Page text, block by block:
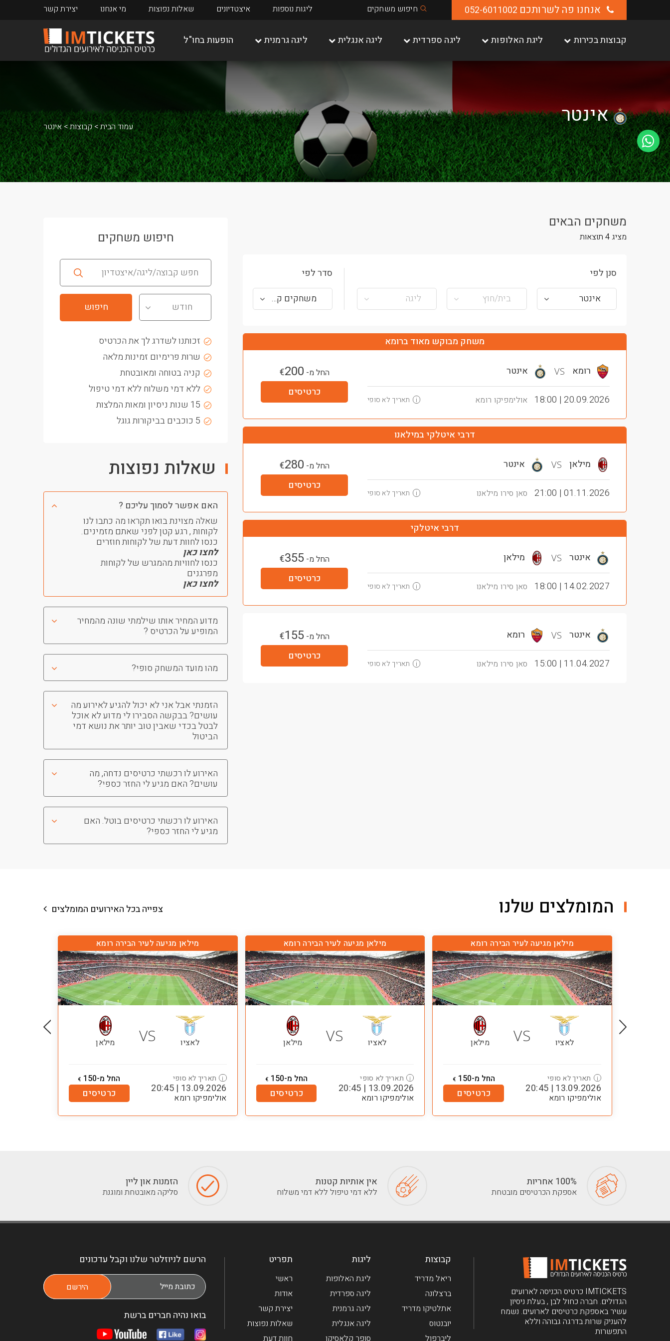
אנחנו פה לשרותכם 052-6011002 חיפוש משחקים ליגות נוספות איצטדיונים שאלות נפוצות מי אנחנו יצירת קשר
קבוצות בכירות ליגת האלופות ליגה ספרדית ליגה אנגלית ליגה גרמנית הופעות בחו"ל
אינטר אינטר קבוצות עמוד הבית
משחקים הבאים
מציג4 תוצאות
סנן לפי
אינטר
בית/חוץ ליגה
סדר לפי
משחקים קרובים
משחק מבוקש מאוד ברומא
רומא VS אינטר
20.09.2026 | 18:00 אולימפיקו רומא i תאריך לא סופי
החל מ- €200
כרטיסים
דרבי איטלקי במילאנו
מילאן VS אינטר
01.11.2026 | 21:00 סאן סירו מילאנו i תאריך לא סופי
החל מ- €280
כרטיסים
דרבי איטלקי
אינטר VS מילאן
14.02.2027 | 18:00 סאן סירו מילאנו i תאריך לא סופי
החל מ- €355
כרטיסים
אינטר VS רומא
11.04.2027 | 15:00 סאן סירו מילאנו i תאריך לא סופי
החל מ- €155
כרטיסים
חיפוש משחקים
חודש
זכותנו לשדרג לך את הכרטיס
שרות פרימיום זמינות מלאה
קניה בטוחה ומאובטחת
ללא דמי משלוח ללא דמי טיפול
15 שנות ניסיון ומאות המלצות
5 כוכבים בביקורות גוגל
שאלות נפוצות
האם אפשר לסמוך עליכם ?
שאלה מצוינת בואו תקראו מה כתבו לנו
לקוחות , רגע קטן לפני שאתם מזמינים.
כנסו לחוות דעת של לקוחות חוזרים
לחצו כאן
כנסו לחוויות מהמגרש של לקוחות
מפרגנים
לחצו כאן
מדוע המחיר אותו שילמתי שונה מהמחיר
המופיע על הכרטיס ?
מהו מועד המשחק סופי?
הזמנתי אבל אני לא יכול להגיע לאירוע מה
עושים? בבקשה הסבירו לי מדוע לא אוכל
לבטל בכדי שאבין טוב יותר את נושא דמי
הביטול
האירוע לו רכשתי כרטיסים נדחה, מה
עושים? האם מגיע לי החזר כספי?
האירוע לו רכשתי כרטיסים בוטל. האם
מגיע לי החזר כספי?
המומלצים שלנו צפייה בכל האירועים המומלצים
מילאן מגיעה לעיר הבירה רומא
לאציו VS מילאן
i תאריך לא סופי
13.09.2026 | 20:45
אולימפיקו רומא
החל מ-150 €
כרטיסים
מילאן מגיעה לעיר הבירה רומא
לאציו VS מילאן
i תאריך לא סופי
13.09.2026 | 20:45
אולימפיקו רומא
החל מ-150 €
כרטיסים
מילאן מגיעה לעיר הבירה רומא
לאציו VS מילאן
i תאריך לא סופי
13.09.2026 | 20:45
אולימפיקו רומא
החל מ-150 €
כרטיסים
100% אחריות
אספקת הכרטיסים מובטחת
אין אותיות קטנות
ללא דמי טיפול ללא דמי משלוח
הזמנות און ליין
סליקה מאובטחת ומוגנת
IMTICKETS כרטיס הכניסה לארועים
הגדולים. חברה כחול לבן , בעלת ניסיון
עשיר באספקת כרטיסים לארועים. נשמח
להעניק שרות בדרגה גבוהה וללא
התפשרות
קבוצות
ריאל מדריד
ברצלונה
אתלטיקו מדריד
יובנטוס
ליברפול
ליגות
ליגת האלופות
ליגה ספרדית
ליגה גרמנית
ליגה אנגלית
סופר קלאסיקו
תפריט
ראשי
אודות
יצירת קשר
שאלות נפוצות
חוות דעת
הרשם לניוזלטר שלנו וקבל עדכונים
בואו נהיה חברים ברשת